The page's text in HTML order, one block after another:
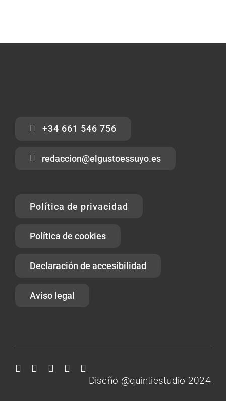
+34 661 546 756
redaccion@elgustoessuyo.es
Política de privacidad
Política de cookies
Declaración de accesibilidad
Aviso legal
Diseño @quintiestudio 2024